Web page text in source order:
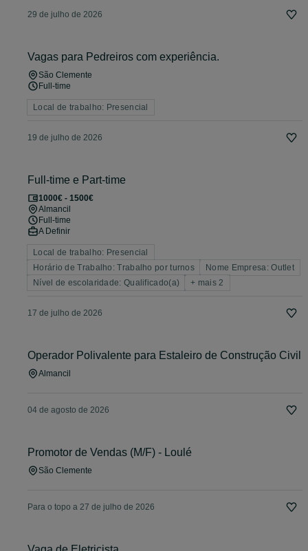
29 de julho de 2026
Vagas para Pedreiros com experiência.
São Clemente
Full-time
Local de trabalho: Presencial
19 de julho de 2026
Full-time e Part-time
1000€ - 1500€
Almancil
Full-time
A Definir
Local de trabalho: Presencial
Horário de Trabalho: Trabalho por turnos
Nome Empresa: Outlet
Nível de escolaridade: Qualificado(a)
+ mais 2
17 de julho de 2026
Operador Polivalente para Estaleiro de Construção Civil
Almancil
04 de agosto de 2026
Promotor de Vendas (M/F) - Loulé
São Clemente
Para o topo a 27 de julho de 2026